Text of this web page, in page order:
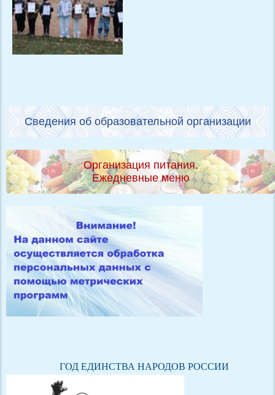
Сведения об образовательной организации
Организация питания.
Ежедневные меню
ГОД ЕДИНСТВА НАРОДОВ РОССИИ